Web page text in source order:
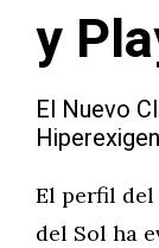
y
El Nuevo
El perfil del
del Sol ha